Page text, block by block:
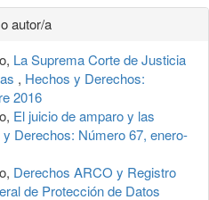
autor/a
La Suprema Corte de Justicia
, Hechos y Derechos:
2016
El juicio de amparo y las
Derechos: Número 67, enero-
Derechos ARCO y Registro
de Protección de Datos